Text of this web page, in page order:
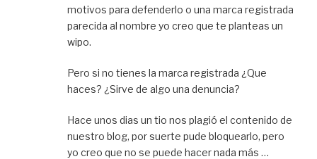
motivos para defenderlo o una marca registrada
parecida al nombre yo creo que te planteas un
wipo.
Pero si no tienes la marca registrada ¿Que
haces? ¿Sirve de algo una denuncia?
Hace unos dias un tio nos plagió el contenido de
nuestro blog, por suerte pude bloquearlo, pero
yo creo que no se puede hacer nada más …